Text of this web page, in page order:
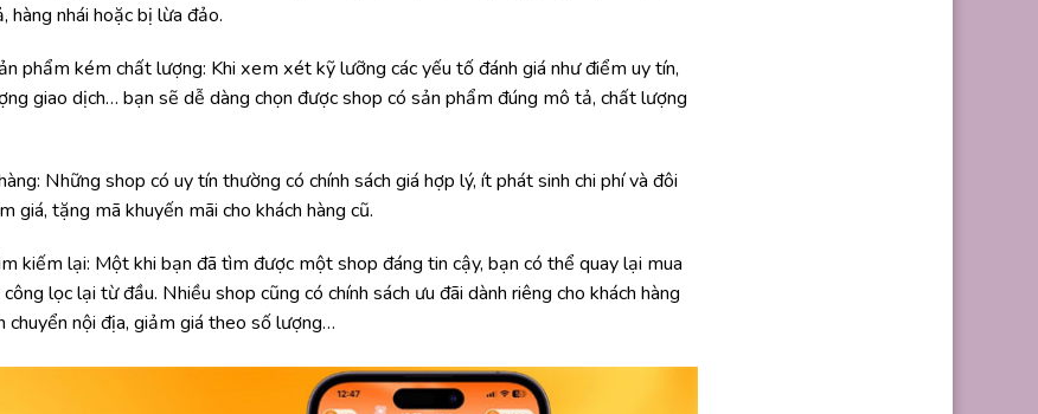
hàng nhái hoặc bị lừa đảo.
phẩm kém chất lượng: Khi xem xét kỹ lưỡng các yếu tố đánh giá như điểm uy tín,
giao dịch… bạn sẽ dễ dàng chọn được shop có sản phẩm đúng mô tả, chất lượng
Những shop có uy tín thường có chính sách giá hợp lý, ít phát sinh chi phí và đôi
giá, tặng mã khuyến mãi cho khách hàng cũ.
kiếm lại: Một khi bạn đã tìm được một shop đáng tin cậy, bạn có thể quay lại mua
lọc lại từ đầu. Nhiều shop cũng có chính sách ưu đãi dành riêng cho khách hàng
chuyển nội địa, giảm giá theo số lượng…